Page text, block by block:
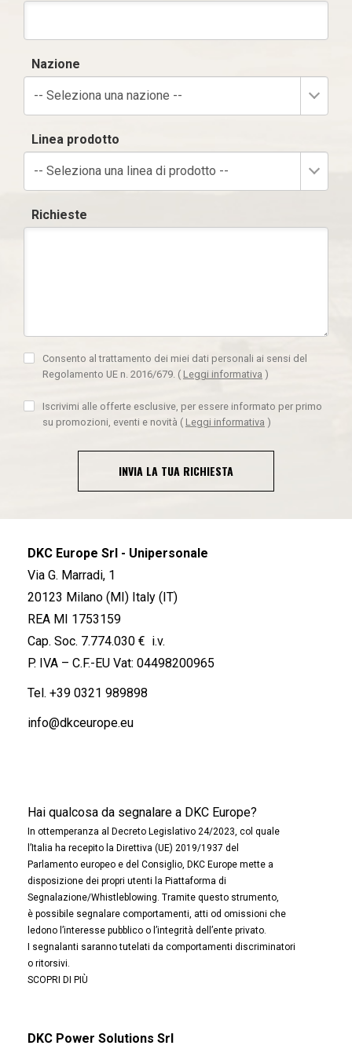
Nazione
-- Seleziona una nazione --
Linea prodotto
-- Seleziona una linea di prodotto --
Richieste
Consento al trattamento dei miei dati personali ai sensi del
Regolamento UE n. 2016/679. ( Leggi informativa )
Iscrivimi alle offerte esclusive, per essere informato per primo
su promozioni, eventi e novità ( Leggi informativa )
INVIA LA TUA RICHIESTA
DKC Europe Srl - Unipersonale
Via G. Marradi, 1
20123 Milano (MI) Italy (IT)
REA MI 1753159
Cap. Soc. 7.774.030 € i.v.
P. IVA – C.F.-EU Vat: 04498200965
Tel. +39 0321 989898
info@dkceurope.eu
Hai qualcosa da segnalare a DKC Europe?
In ottemperanza al Decreto Legislativo 24/2023, col quale
l’Italia ha recepito la Direttiva (UE) 2019/1937 del
Parlamento europeo e del Consiglio, DKC Europe mette a
disposizione dei propri utenti la Piattaforma di
Segnalazione/Whistleblowing. Tramite questo strumento,
è possibile segnalare comportamenti, atti od omissioni che
ledono l’interesse pubblico o l’integrità dell’ente privato.
I segnalanti saranno tutelati da comportamenti discriminatori
o ritorsivi.
SCOPRI DI PIÙ
DKC Power Solutions Srl